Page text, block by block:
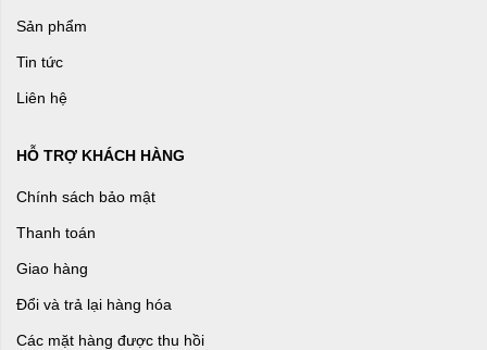
Sản phẩm
Tin tức
Liên hệ
HỖ TRỢ KHÁCH HÀNG
Chính sách bảo mật
Thanh toán
Giao hàng
Đổi và trả lại hàng hóa
Các mặt hàng được thu hồi